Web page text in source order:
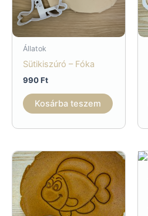
Állatok
Sütikiszúró – Fóka
990Ft
Kosárba teszem